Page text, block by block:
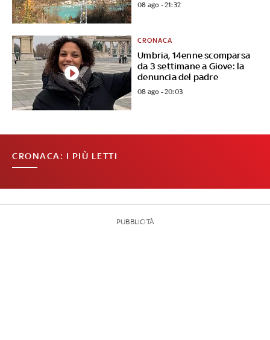
08 ago - 21:32
Umbria, 14enne scomparsa
da 3 settimane a Giove: la
denuncia del padre
CRONACA
08 ago - 20:03
CRONACA: I PIÙ LETTI
PUBBLICITÀ